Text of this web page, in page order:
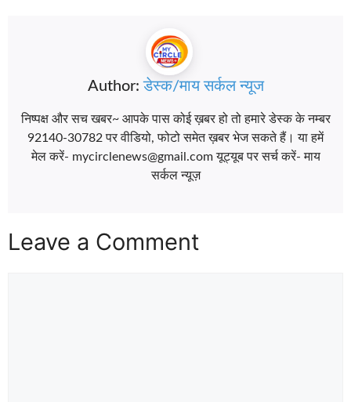
Author:डेस्क/माय सर्कल न्यूज
निष्पक्ष और सच खबर~ आपके पास कोई ख़बर हो तो हमारे डेस्क के नम्बर
92140-30782 पर वीडियो, फोटो समेत ख़बर भेज सकते हैं। या हमें
मेल करें- mycirclenews@gmail.com यूट्यूब पर सर्च करें- माय
सर्कल न्यूज़
Leave a Comment